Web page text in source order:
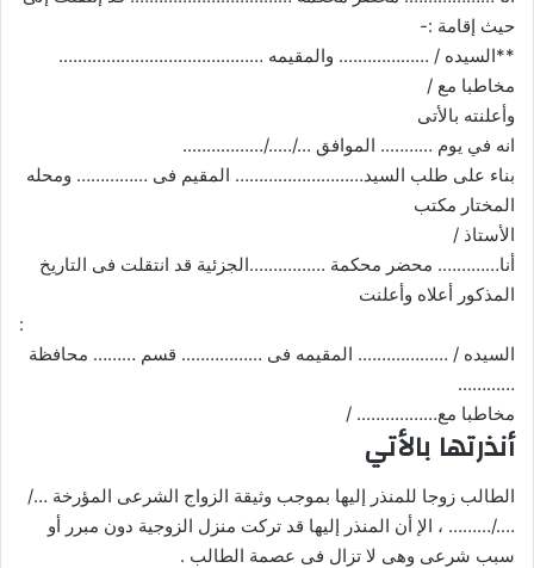
حيث إقامة :-
**السيده / ………………. والمقيمه …………………………………….
مخاطبا مع /
وأعلنته بالأتى
انه في يوم ……….. الموافق …/…../……………..
بناء على طلب السيد……………………… المقيم فى …………… ومحله
المختار مكتب
الأستاذ /
أنا…………. محضر محكمة …………….الجزئية قد انتقلت فى التاريخ
المذكور أعلاه وأعلنت
:
السيده / ………………. المقيمه فى …………….. قسم ……… محافظة
…………
مخاطبا مع…………….. /
أنذرتها بالأتي
الطالب زوجا للمنذر إليها بموجب وثيقة الزواج الشرعى المؤرخة …/
…./……… ، الإ أن المنذر إليها قد تركت منزل الزوجية دون مبرر أو
سبب شرعى وهى لا تزال فى عصمة الطالب .